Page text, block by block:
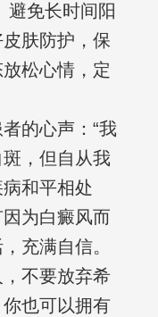
避免长时间阳
肤防护，保
松心情，定
的心声：“我
，但自从我
和平相处
为白癜风而
充满自信。
不要放弃希
也可以拥有